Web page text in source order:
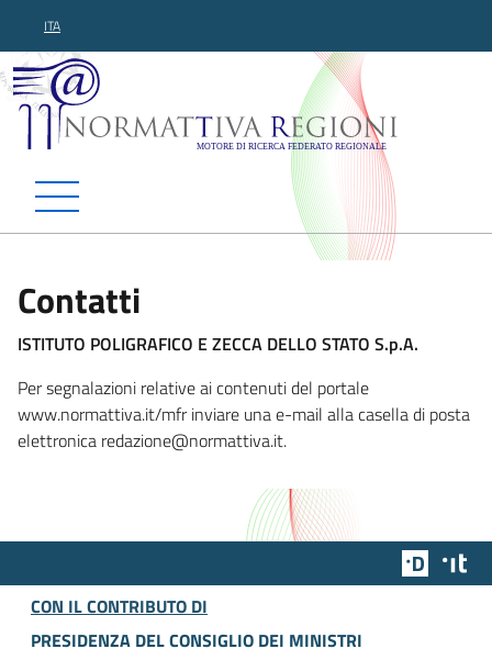
ITA
Normattiva Regioni -
Contatti
ISTITUTO POLIGRAFICO E ZECCA DELLO STATO S.p.A.
Per segnalazioni relative ai contenuti del portale
www.normattiva.it/mfr inviare una e-mail alla casella di posta
elettronica redazione@normattiva.it.
Team
CON IL CONTRIBUTO DI
PRESIDENZA DEL CONSIGLIO DEI MINISTRI